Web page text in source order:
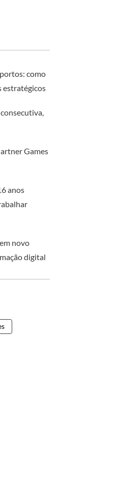
como
estratégicos
Games
anos
novo
digital